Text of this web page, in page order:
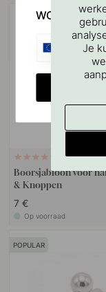
127
Boorsjabloon voor
& Knoppen
7 €
Op voorraad
POPULAR
Je
WOULD YOU